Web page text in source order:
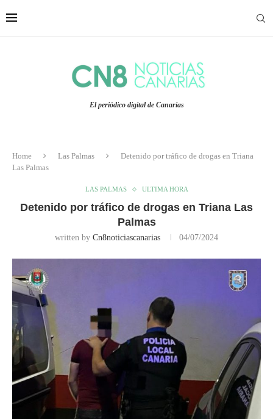
El periódico digital de Canarias
Home Las Palmas
Detenido por tráfico de drogas en Triana
Las Palmas
LAS PALMAS ULTIMA HORA
Detenido por tráfico de drogas en Triana Las
Palmas
written by Cn8noticiascanarias 04/07/2024